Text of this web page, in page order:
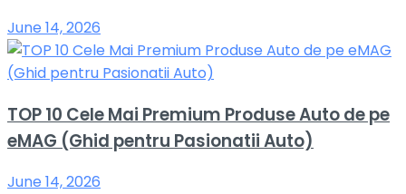
June 14, 2026
TOP 10 Cele Mai Premium Produse Auto de pe
eMAG (Ghid pentru Pasionatii Auto)
June 14, 2026